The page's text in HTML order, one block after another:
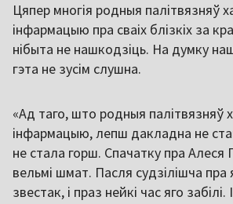
Цяпер многія родныя палітвязняў
інфармацыю пра сваіх блізкіх за
нібыта не нашкодзіць. На думку
гэта не зусім слушна.
«Ад таго, што родныя палітвязняў
інфармацыю, лепш дакладна не
не стала горш. Спачатку пра Алеся
вельмі шмат. Пасля судзілішча пра
звестак, і праз нейкі час яго забілі.